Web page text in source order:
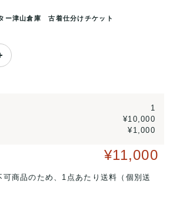
津山倉庫 古着仕分けチケット
1
¥10,000
¥1,000
¥11,000
可商品のため、1点あたり送料（個別送